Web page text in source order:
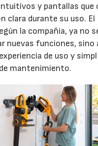
y pantallas que
clara durante su uso. El
la compañía, ya no
nuevas funciones, sino
de uso y
mantenimiento.